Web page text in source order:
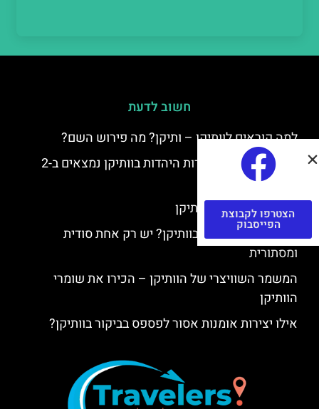
חשוב לדעת
למה קוראים לוותיקן – ותיקן? מה פירוש השם?
כתב יד ותיקן – אוצרות היהדות בוותיקן נמצאים ב-2
כתבי יד עתיקים
יצירות של רפאל בוותיקן
יצירות של דה וינצ'י בוותיקן? יש רק אחת סודית
ומסתורית
המשמר השוויצרי של הוותיקן – הכירו את שומרי
הוותיקן
אילו יצירות אומנות אסור לפספס בביקור בוותיקן?
הצטרפו לקבוצת
הפייסבוק